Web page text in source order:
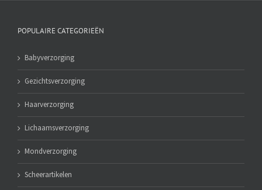
POPULAIRE CATEGORIEËN
Babyverzorging
Gezichtsverzorging
Haarverzorging
Lichaamsverzorging
Mondverzorging
Scheerartikelen